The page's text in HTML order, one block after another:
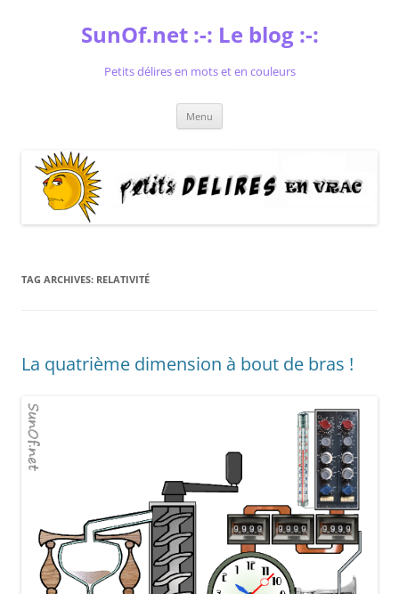
SunOf.net :-: Le blog :-:
Petits délires en mots et en couleurs
Menu
TAG ARCHIVES: RELATIVITÉ
La quatrième dimension à bout de bras !